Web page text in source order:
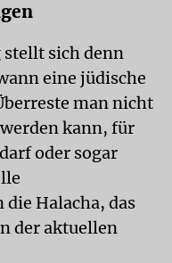
stellt sich denn
eine jüdische
man nicht
kann, für
oder sogar
Halacha, das
der aktuellen